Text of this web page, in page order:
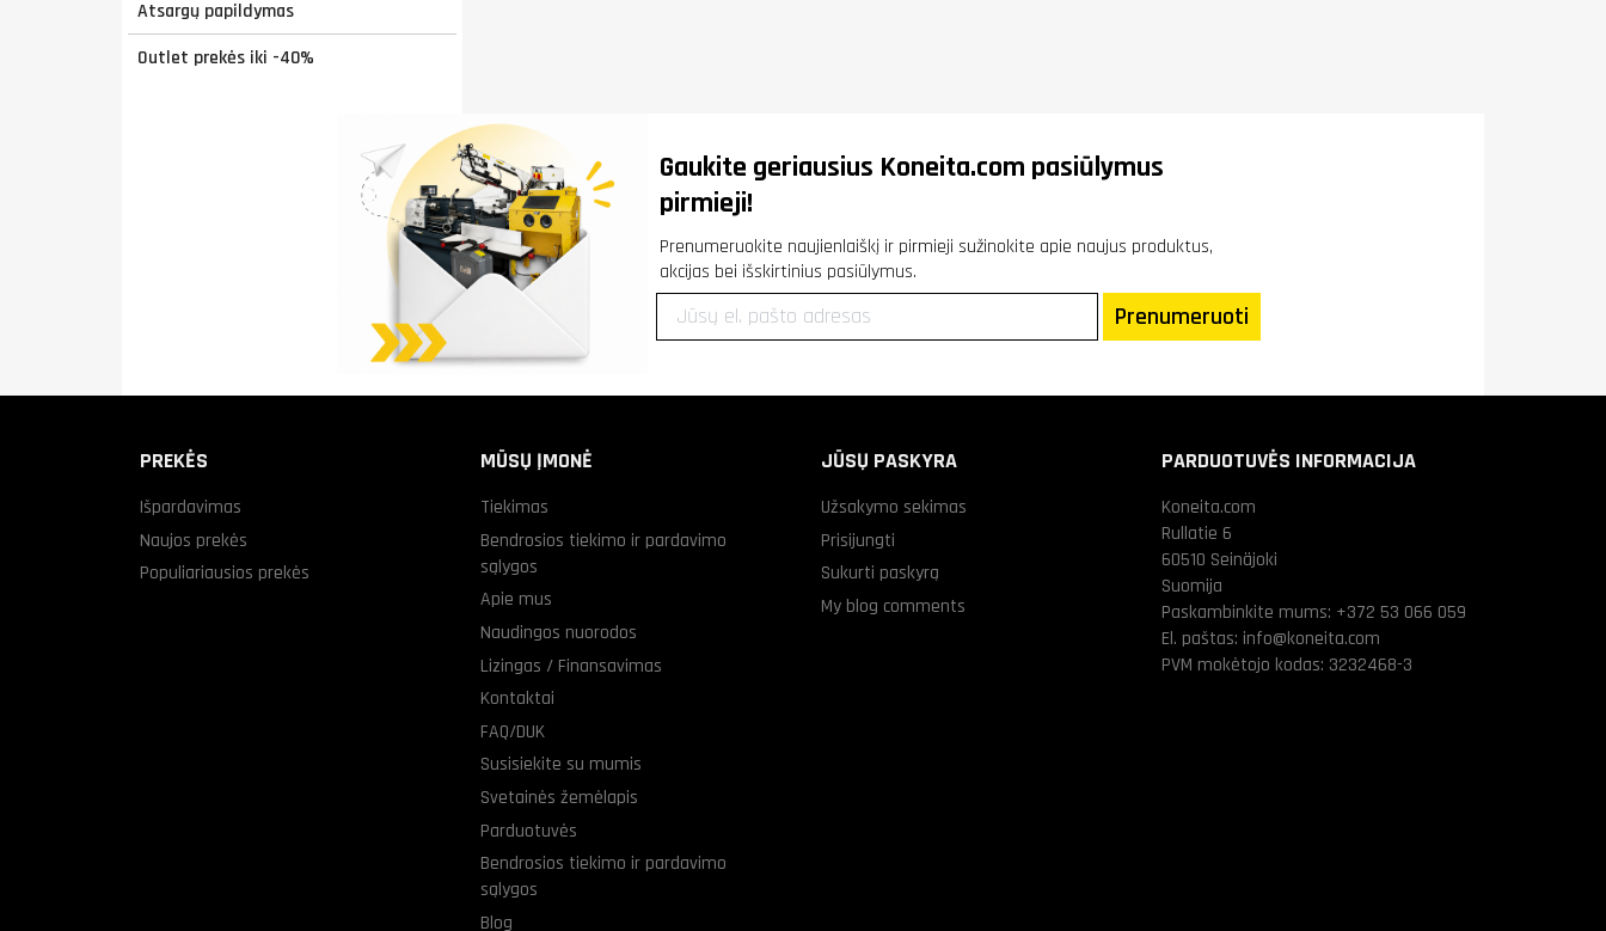
Atsargų papildymas
Outlet prekės iki -40%
Gaukite geriausius Koneita.com pasiūlymus
pirmieji!
Prenumeruokite naujienlaiškį ir pirmieji sužinokite apie naujus produktus,
akcijas bei išskirtinius pasiūlymus.
Prenumeruoti
PREKĖS
Išpardavimas
Naujos prekės
Populiariausios prekės
MŪSŲ ĮMONĖ
Tiekimas
Bendrosios tiekimo ir pardavimo
sąlygos
Apie mus
Naudingos nuorodos
Lizingas / Finansavimas
Kontaktai
FAQ/DUK
Susisiekite su mumis
Svetainės žemėlapis
Parduotuvės
Bendrosios tiekimo ir pardavimo
sąlygos
Blog
JŪSŲ PASKYRA
Užsakymo sekimas
Prisijungti
Sukurti paskyrą
My blog comments
PARDUOTUVĖS INFORMACIJA
Koneita.com
Rullatie 6
60510 Seinäjoki
Suomija
Paskambinkite mums: +372 53 066 059
El. paštas: info@koneita.com
PVM mokėtojo kodas: 3232468-3